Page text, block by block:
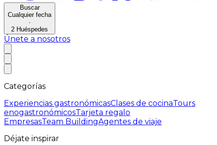
Buscar
Cualquier fecha
·
2 Huéspedes
Únete a nosotros
Categorías
Experiencias gastronómicasClases de cocinaTours
enogastronómicosTarjeta regalo
EmpresasTeam BuildingAgentes de viaje
Déjate inspirar